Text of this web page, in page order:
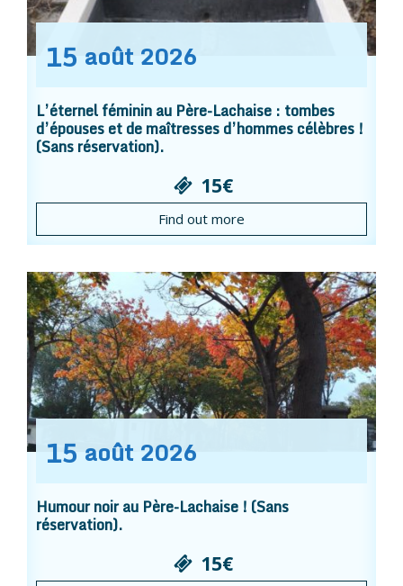
15 août 2026
L’éternel féminin au Père-Lachaise : tombes
d’épouses et de maîtresses d’hommes célèbres !
(Sans réservation).
15€
Find out more
15 août 2026
Humour noir au Père-Lachaise ! (Sans
réservation).
15€